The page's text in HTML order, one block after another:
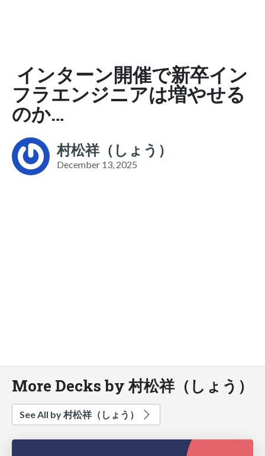
インターン開催で新卒イン
フラエンジニアは増やせる
のか…
村松祥（しょう）
December 13, 2025
More Decks by 村松祥（しょう）
See All by 村松祥（しょう）